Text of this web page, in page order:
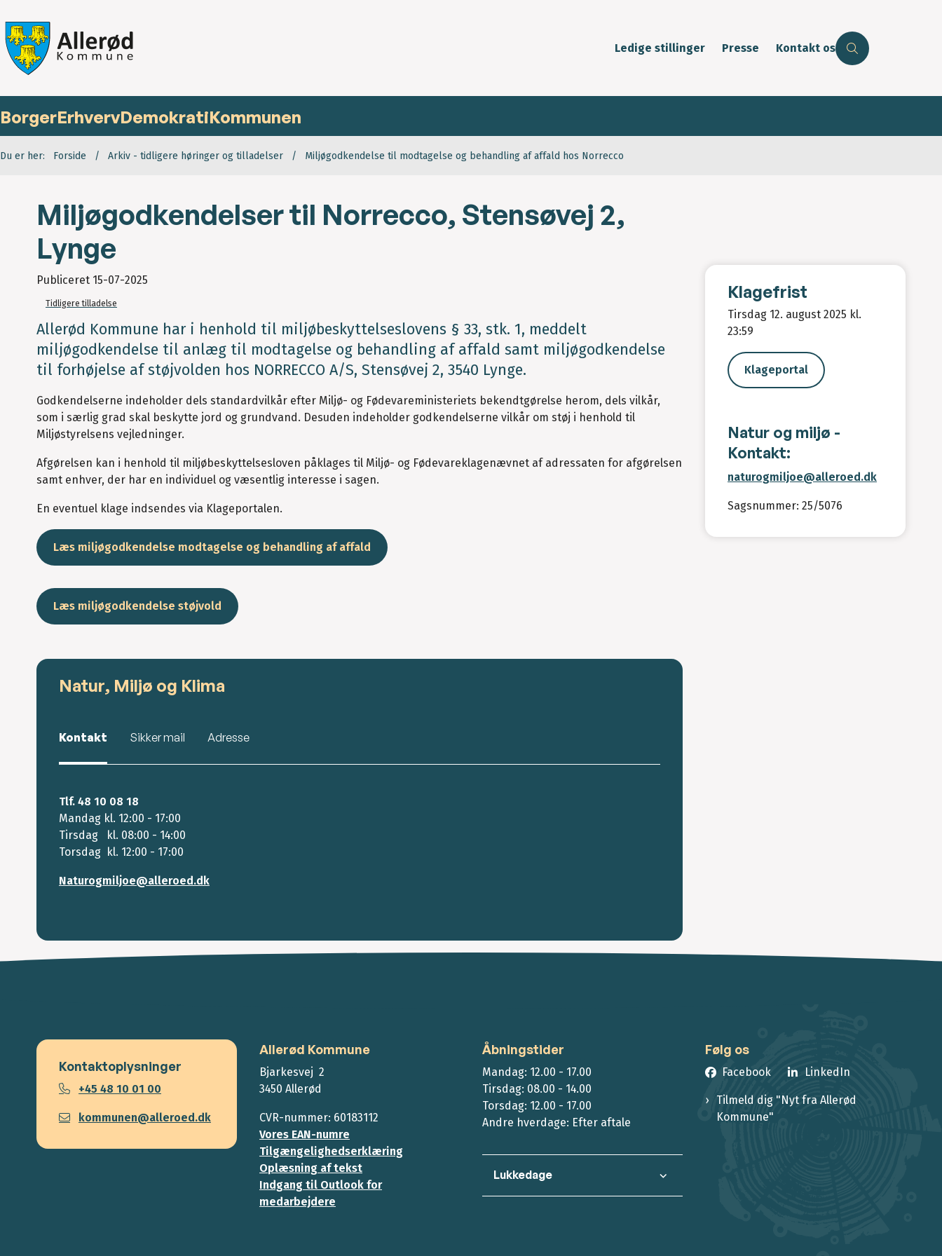
Ledige stillinger Presse Kontakt os
BorgerErhvervDemokratiKommunen
Du er her: Forside Arkiv - tidligere høringer og tilladelser Miljøgodkendelse til modtagelse og behandling af affald hos Norrecco
Miljøgodkendelser til Norrecco, Stensøvej 2,
Lynge
Publiceret 15-07-2025
Tidligere tilladelse
Allerød Kommune har i henhold til miljøbeskyttelseslovens § 33, stk. 1, meddelt
miljøgodkendelse til anlæg til modtagelse og behandling af affald samt miljøgodkendelse
til forhøjelse af støjvolden hos NORRECCO A/S, Stensøvej 2, 3540 Lynge.
Godkendelserne indeholder dels standardvilkår efter Miljø- og Fødevareministeriets bekendtgørelse herom, dels vilkår,
som i særlig grad skal beskytte jord og grundvand. Desuden indeholder godkendelserne vilkår om støj i henhold til
Miljøstyrelsens vejledninger.
Afgørelsen kan i henhold til miljøbeskyttelsesloven påklages til Miljø- og Fødevareklagenævnet af adressaten for afgørelsen
samt enhver, der har en individuel og væsentlig interesse i sagen.
En eventuel klage indsendes via Klageportalen.
Læs miljøgodkendelse modtagelse og behandling af affald
Læs miljøgodkendelse støjvold
Klagefrist
Tirsdag 12. august 2025 kl.
23:59
Klageportal
Natur og miljø -
Kontakt:
naturogmiljoe@alleroed.dk
Sagsnummer: 25/5076
Natur, Miljø og Klima
Kontakt Sikker mail Adresse
Tlf. 48 10 08 18
Mandag kl. 12:00 - 17:00
Tirsdag kl. 08:00 - 14:00
Torsdag kl. 12:00 - 17:00
Naturogmiljoe@alleroed.dk
Kontaktoplysninger
+45 48 10 01 00
kommunen@alleroed.dk
Allerød Kommune
Bjarkesvej 2
3450 Allerød
CVR-nummer: 60183112
Vores EAN-numre
Tilgængelighedserklæring
Oplæsning af tekst
Indgang til Outlook for
medarbejdere
Åbningstider
Mandag: 12.00 - 17.00
Tirsdag: 08.00 - 14.00
Torsdag: 12.00 - 17.00
Andre hverdage: Efter aftale
Lukkedage
Følg os
Facebook LinkedIn
Tilmeld dig "Nyt fra Allerød
Kommune"